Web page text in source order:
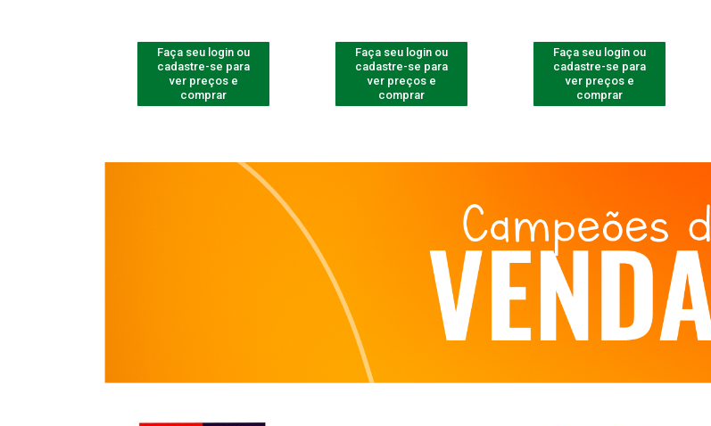
Faça seu login ou
cadastre-se para
ver preços e
comprar
Faça seu login ou
cadastre-se para
ver preços e
comprar
Faça seu login ou
cadastre-se para
ver preços e
comprar